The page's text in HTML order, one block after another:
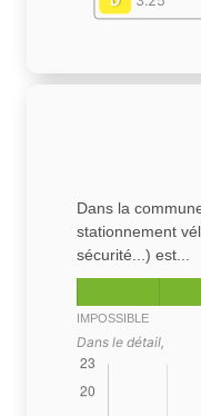
Dans la
stationnement
sécurité...) est...
IMPOSSIBLE
Dans le détail,